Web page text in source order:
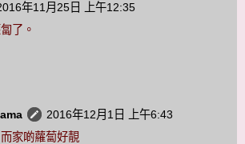
年11月25日 上午12:35
了。
2016年12月1日 上午6:43
家啲蘿蔔好靚